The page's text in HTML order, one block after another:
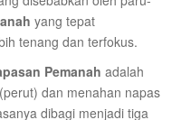
yang tepat
tenang dan terfokus.
Pemanah adalah
dan menahan napas
dibagi menjadi tiga